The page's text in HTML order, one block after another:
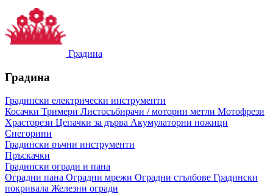
Градина
Градина
Градински електрически инструменти
Косачки Тримери Листосъбирачи / моторни метли Мотофрези
Храсторези Цепачки за дърва Акумулаторни ножици
Снегорини
Градински ръчни инструменти
Пръскачки
Градински огради и пана
Оградни пана Оградни мрежи Оградни стълбове Градински
покривала Железни огради